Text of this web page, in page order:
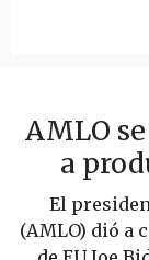
AMLO
a
El
(AMLO) dió a